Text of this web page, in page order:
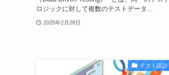
ロジックに対して複数のテストデータ...
2025年2月28日
テスト設計